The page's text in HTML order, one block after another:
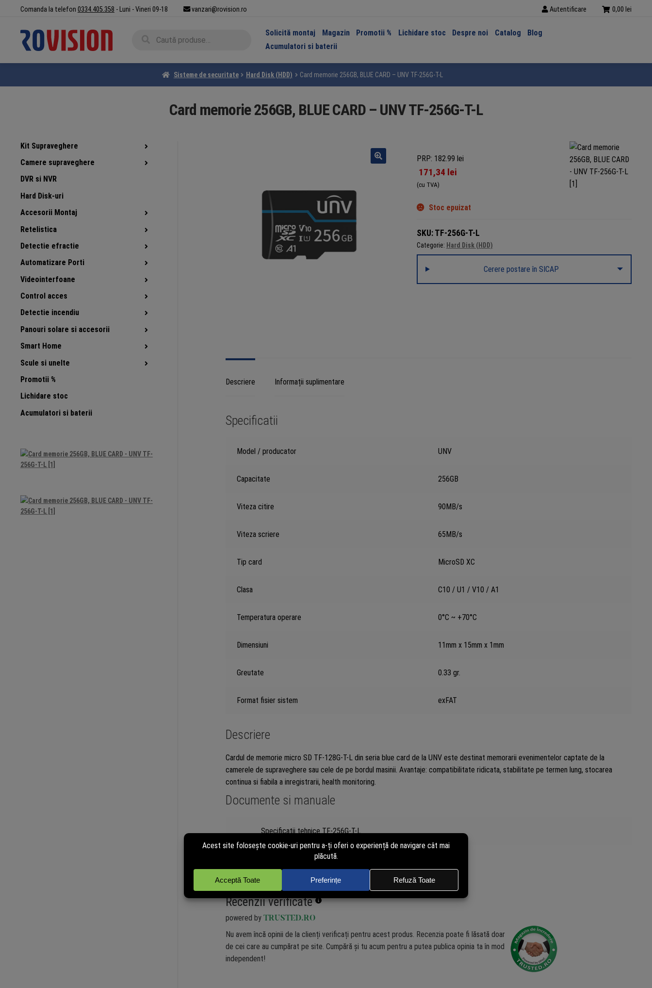
navigare
conținut
Comanda la telefon 0334.405.358 - Luni - Vineri 09-18 vanzari@rovision.ro Autentificare 0,00 lei
Solicită montaj Magazin Promotii % Lichidare stoc Despre noi Catalog
Blog
Acumulatori si baterii
Sisteme de securitate Hard Disk (HDD) Card memorie 256GB, BLUE CARD – UNV TF-256G-T-L
Card memorie 256GB, BLUE CARD – UNV TF-256G-T-L
PRP: 182.99 lei
171,34 lei
(cu TVA)
Stoc epuizat
SKU: TF-256G-T-L
Categorie: Hard Disk (HDD)
Cerere postare în SICAP
Descriere Informații suplimentare
Specificatii
Model / producator UNV
Capacitate 256GB
Viteza citire 90MB/s
Viteza scriere 65MB/s
Tip card MicroSD XC
Clasa C10 / U1 / V10 / A1
Temperatura operare 0°C ~ +70°C
Dimensiuni 11mm x 15mm x 1mm
Greutate 0.33 gr.
Format fisier sistem exFAT
Descriere
Cardul de memorie micro SD TF-128G-T-L din seria blue card de la UNV este destinat memorarii evenimentelor captate de la
camerele de supraveghere sau cele de pe bordul masinii. Avantaje: compatibilitate ridicata, stabilitate pe termen lung, stocarea
continua si fiabila a inregistrarii, health monitoring.
Documente si manuale
Specificatii tehnice TF-256G-T-L
Recenzii verificate
powered by TRUSTED.RO
Nu avem încă opinii de la clienți verificați pentru acest produs. Recenzia poate fi lăsată doar
de cei care au cumpărat pe site. Cumpără și tu acum pentru a putea publica opinia ta în mod
independent!
Kit Supraveghere
Camere supraveghere
DVR si NVR
Hard Disk-uri
Accesorii Montaj
Retelistica
Detectie efractie
Automatizare Porti
Videointerfoane
Control acces
Detectie incendiu
Panouri solare si accesorii
Smart Home
Scule si unelte
Promotii %
Lichidare stoc
Acumulatori si baterii